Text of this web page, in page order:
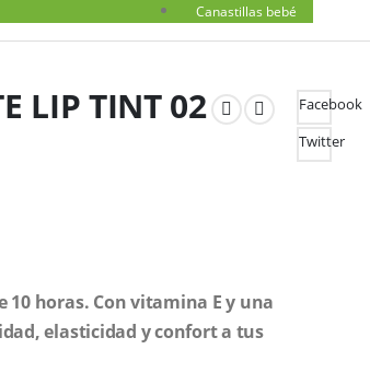
Canastillas bebé
LIP TINT 02
horas. Con vitamina E y una
elasticidad y confort a tus
Facebook
Twitter